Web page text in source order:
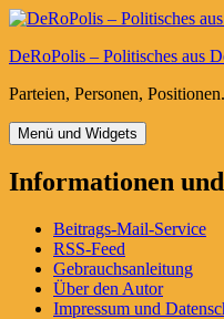
Zum
springen
DeRoPolis – Politisches aus
Parteien, Personen,
Menü und Widgets
Informationen
Beitrags-Mail-Service
RSS-Feed
Gebrauchsanleitung
Über den Autor
Impressum und